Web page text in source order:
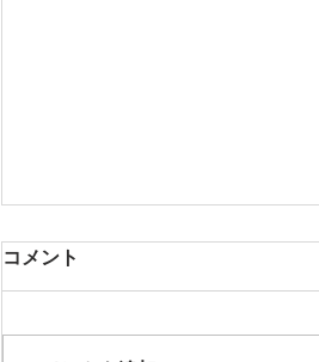
8月18日 岡崎市
夏用ふとんレンタルご予約いただ
す。愛知ふとんレンタル ねむり
コメント